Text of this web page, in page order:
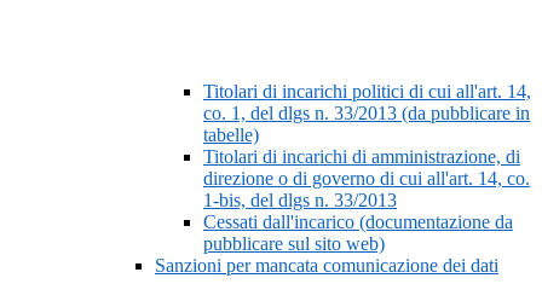
Titolari di incarichi politici di cui all'art. 14,
co. 1, del dlgs n. 33/2013 (da pubblicare in
tabelle)
Titolari di incarichi di amministrazione, di
direzione o di governo di cui all'art. 14, co.
1-bis, del dlgs n. 33/2013
Cessati dall'incarico (documentazione da
pubblicare sul sito web)
Sanzioni per mancata comunicazione dei dati